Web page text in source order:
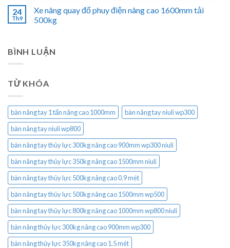
24
Th9
Xe nâng quay đổ phuy điện nâng cao 1600mm tải
500kg
BÌNH LUẬN
TỪ KHÓA
bàn nâng tay 1 tấn nâng cao 1000mm
bàn nâng tay niuli wp300
bàn nâng tay niuli wp800
bàn nâng tay thủy lực 300kg nâng cao 900mm wp300 niuli
bàn nâng tay thủy lực 350kg nâng cao 1500mm niuli
bàn nâng tay thủy lực 500kg nâng cao 0.9 mét
bàn nâng tay thủy lực 500kg nâng cao 1500mm wp500
bàn nâng tay thủy lực 800kg nâng cao 1000mm wp800 niuli
bàn nâng thủy lực 300kg nâng cao 900mm wp300
bàn nâng thủy lực 350kg nâng cao 1.5 mét